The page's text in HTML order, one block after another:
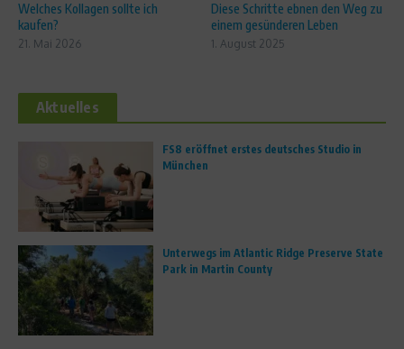
Welches Kollagen sollte ich
kaufen?
21. Mai 2026
Diese Schritte ebnen den Weg zu
einem gesünderen Leben
1. August 2025
Aktuelles
FS8 eröffnet erstes deutsches Studio in
München
Unterwegs im Atlantic Ridge Preserve State
Park in Martin County